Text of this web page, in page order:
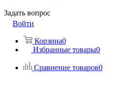
Задать вопрос
Войти
Корзина0
Избранные товары0
Сравнение товаров0